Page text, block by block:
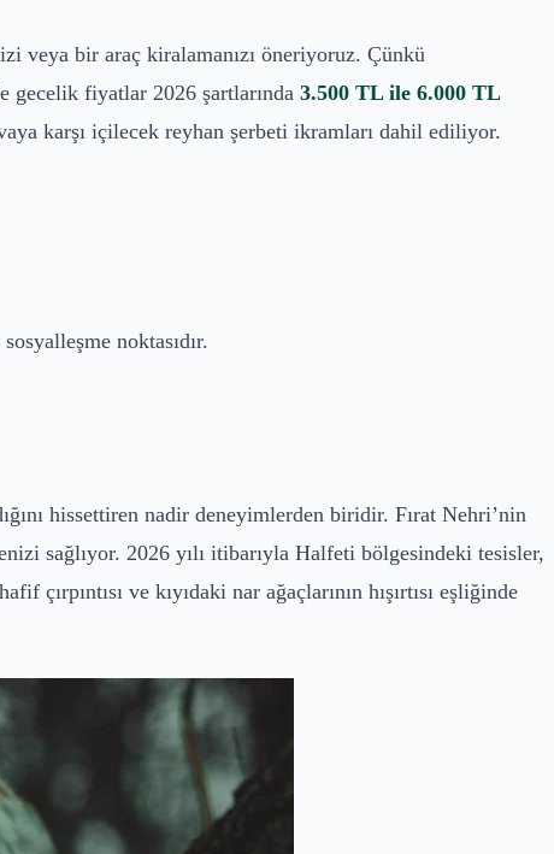
veya bir araç kiralamanızı öneriyoruz. Çünkü
gecelik fiyatlar 2026 şartlarında 3.500 TL ile 6.000 TL
karşı içilecek reyhan şerbeti ikramları dahil ediliyor.
noktasıdır.
hissettiren nadir deneyimlerden biridir. Fırat Nehri’nin
sağlıyor. 2026 yılı itibarıyla Halfeti bölgesindeki tesisler,
ve kıyıdaki nar ağaçlarının hışırtısı eşliğinde